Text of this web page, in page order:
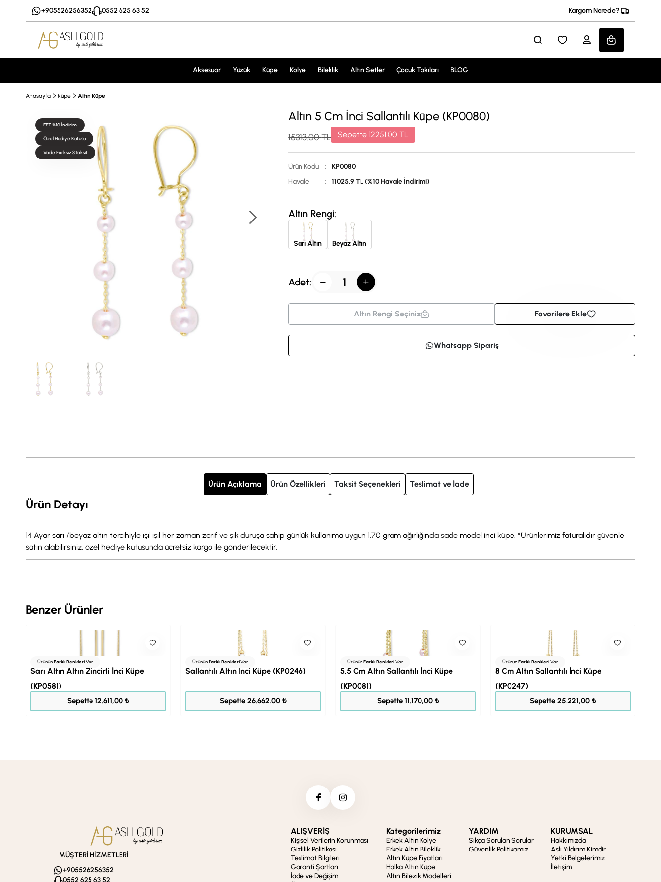
+905526256352 0552 625 63 52 Kargom Nerede?
Aksesuar Yüzük Küpe Kolye Bileklik Altın Setler Çocuk Takıları BLOG
Anasayfa Küpe Altın Küpe
EFT %10 İndirim
Özel Hediye Kutusu
Vade Farksız 3Taksit
Altın 5 Cm İnci Sallantılı Küpe (KP0080)
15313.00TL Sepette12251.00TL
Ürün Kodu :
KP0080
Havale
: 11025.9 TL (%10 Havale İndirimi)
Altın Rengi:
Sarı Altın Beyaz Altın
Adet:
Altın Rengi Seçiniz Favorilere Ekle
Whatsapp Sipariş
Ürün Açıklama Ürün Özellikleri Taksit Seçenekleri Teslimat ve İade
Ürün Detayı
14 Ayar sarı /beyaz altın tercihiyle ışıl ışıl her zaman zarif ve şık duruşa sahip günlük kullanıma uygun 1.70 gram ağırlığında sade model inci küpe. *Ürünlerimiz faturalıdır güvenle
satın alabilirsiniz, özel hediye kutusunda ücretsiz kargo ile gönderilecektir.
Benzer Ürünler
ÜrününFarklı RenkleriVar
Sarı Altın Altın Zincirli İnci Küpe
(KP0581)
Sepette 12.611,00 ₺
ÜrününFarklı RenkleriVar
Sallantılı Altın İnci Küpe (KP0246)
Sepette 26.662,00 ₺
ÜrününFarklı RenkleriVar
5.5 Cm Altın Sallantılı İnci Küpe
(KP0081)
Sepette 11.170,00 ₺
ÜrününFarklı RenkleriVar
8 Cm Altın Sallantılı İnci Küpe
(KP0247)
Sepette 25.221,00 ₺
MÜŞTERİ HİZMETLERİ
+905526256352
0552 625 63 52
ALIŞVERİŞ
Kişisel Verilerin Korunması
Gizlilik Politikası
Teslimat Bilgileri
Garanti Şartları
İade ve Değişim
Kategorilerimiz
Erkek Altın Kolye
Erkek Altın Bileklik
Altın Küpe Fiyatları
Halka Altın Küpe
Altın Bilezik Modelleri
YARDIM
Sıkça Sorulan Sorular
Güvenlik Politikamız
KURUMSAL
Hakkımızda
Aslı Yıldırım Kimdir
Yetki Belgelerimiz
İletişim